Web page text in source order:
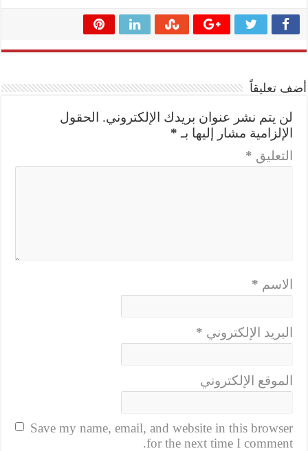
أضف تعليقاً
لن يتم نشر عنوان بريدك الإلكتروني.
الحقول
الإلزامية مشار إليها بـ *
التعليق *
الاسم *
البريد الإلكتروني *
الموقع الإلكتروني
Save my name, email, and website in this browser
for the next time I comment.